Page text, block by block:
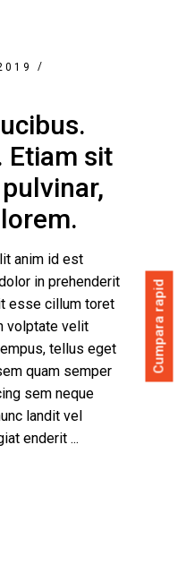
Cumpara rapid
Etiam sit
anim id est
in prehenderit
esse cillum toret
volptate velit
tellus eget
quam semper
sem neque
landit vel
enderit